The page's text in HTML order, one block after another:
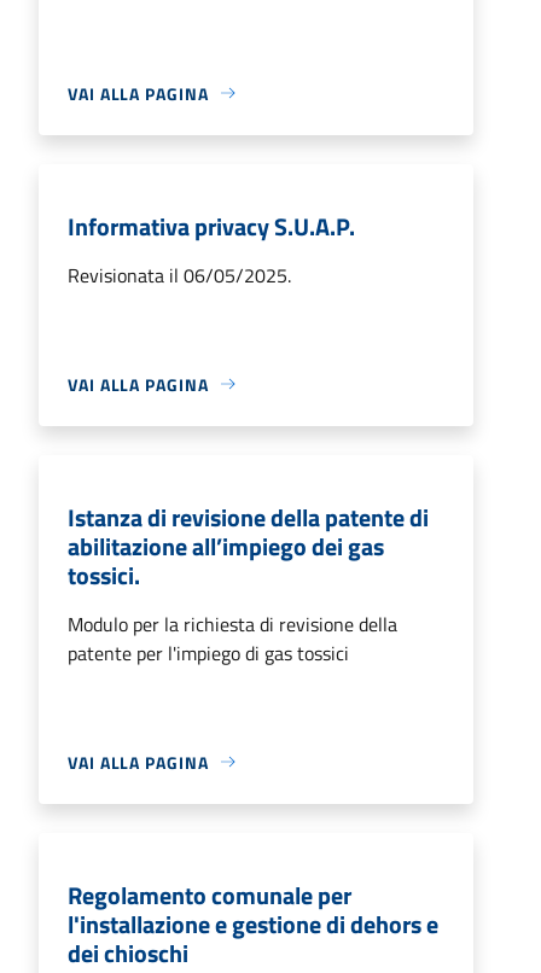
VAI ALLA PAGINA
Informativa privacy S.U.A.P.
Revisionata il 06/05/2025.
VAI ALLA PAGINA
Istanza di revisione della patente di
abilitazione all’impiego dei gas
tossici.
Modulo per la richiesta di revisione della
patente per l'impiego di gas tossici
VAI ALLA PAGINA
Regolamento comunale per
l'installazione e gestione di dehors e
dei chioschi